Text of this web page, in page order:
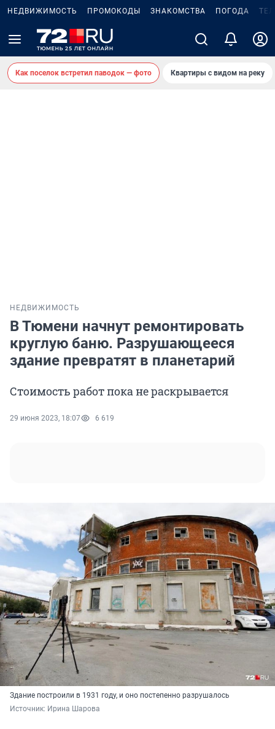
НЕДВИЖИМОСТЬ ПРОМОКОДЫ ЗНАКОМСТВА ПОГОДА
Как поселок встретил паводок — фото Квартиры с видом на реку
НЕДВИЖИМОСТЬ
В Тюмени начнут ремонтировать
круглую баню. Разрушающееся
здание превратят в планетарий
Стоимость работ пока не раскрывается
29 июня 2023, 18:07 6 619
Здание построили в 1931 году, и оно постепенно разрушалось
Источник: Ирина Шарова